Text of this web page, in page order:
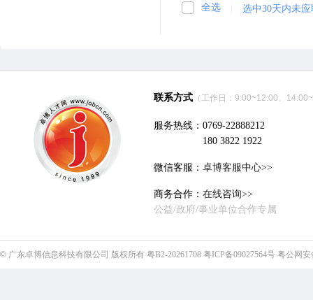
全选 选中30天内未
联系方式 （工作日：9:00~12:00、
服务热线：0769-22888212
180 3822 1922
微信客服： 卓博客服中心>>
商务合作： 在线咨询>>
公益/政府/事业单位合作专属
© 广东卓博信息科技有限公司 版权所有 粤B2-20261708 粤ICP备09027564号 粤公网安